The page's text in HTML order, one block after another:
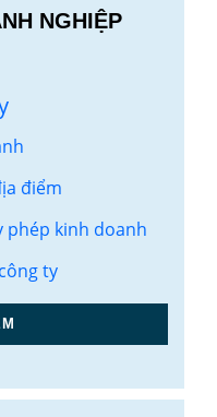
NGHIỆP
điểm
phép kinh doanh
ty